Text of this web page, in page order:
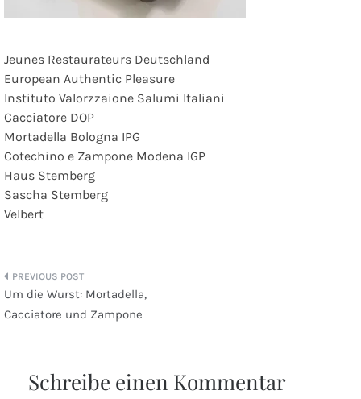
Jeunes Restaurateurs Deutschland
European Authentic Pleasure
Instituto Valorzzaione Salumi Italiani
Cacciatore DOP
Mortadella Bologna IPG
Cotechino e Zampone Modena IGP
Haus Stemberg
Sascha Stemberg
Velbert
Beitragsnavigation
Um die Wurst: Mortadella,
Cacciatore und Zampone
Schreibe einen Kommentar